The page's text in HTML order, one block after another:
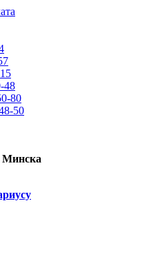
48
80
50
Минска